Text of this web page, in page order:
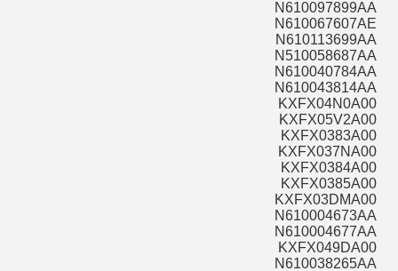
N610097899AA
N610067607AE
N610113699AA
N510058687AA
N610040784AA
N610043814AA
KXFX04N0A00
KXFX05V2A00
KXFX0383A00
KXFX037NA00
KXFX0384A00
KXFX0385A00
KXFX03DMA00
N610004673AA
N610004677AA
KXFX049DA00
N610038265AA